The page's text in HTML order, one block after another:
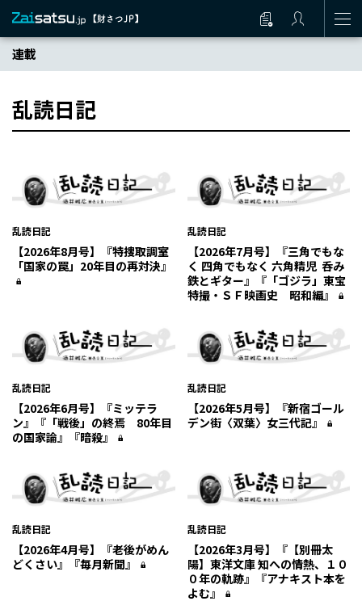
連載
乱読日記
乱読日記
【2026年8月号】『特捜取調室
「国家の罠」20年目の再対決』
乱読日記
【2026年7月号】『三角でもな
く 四角でもなく 六角精児 呑み
鉄とギター』『「ゴジラ」東宝
特撮・ＳＦ映画史 昭和編』
乱読日記
【2026年6月号】『ミッテラ
ン』『「戦後」の終焉 80年目
の国家論』『暗殺』
乱読日記
【2026年5月号】『新宿ゴール
デン街〈双葉〉女三代記』
乱読日記
【2026年4月号】『老後がめん
どくさい』『毎月新聞』
乱読日記
【2026年3月号】『【別冊太
陽】東洋文庫 知への情熱、１０
０年の軌跡』『アナキスト本を
よむ』